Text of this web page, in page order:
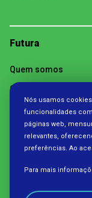
Futura
Quem somos
Como assistir
Programação
Projetos
Nós usamos
funcionalidades
páginas web,
relevantes,
preferências. Ao
Para mais